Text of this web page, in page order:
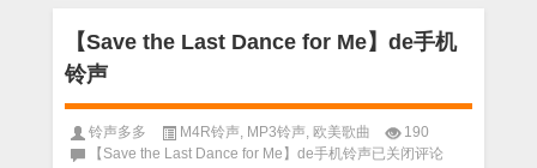
【Save the Last Dance for Me】de手机
铃声
铃声多多 M4R铃声 MP3铃声 欧美歌曲
190
【Save the Last Dance for Me】de手机铃声已关闭评论